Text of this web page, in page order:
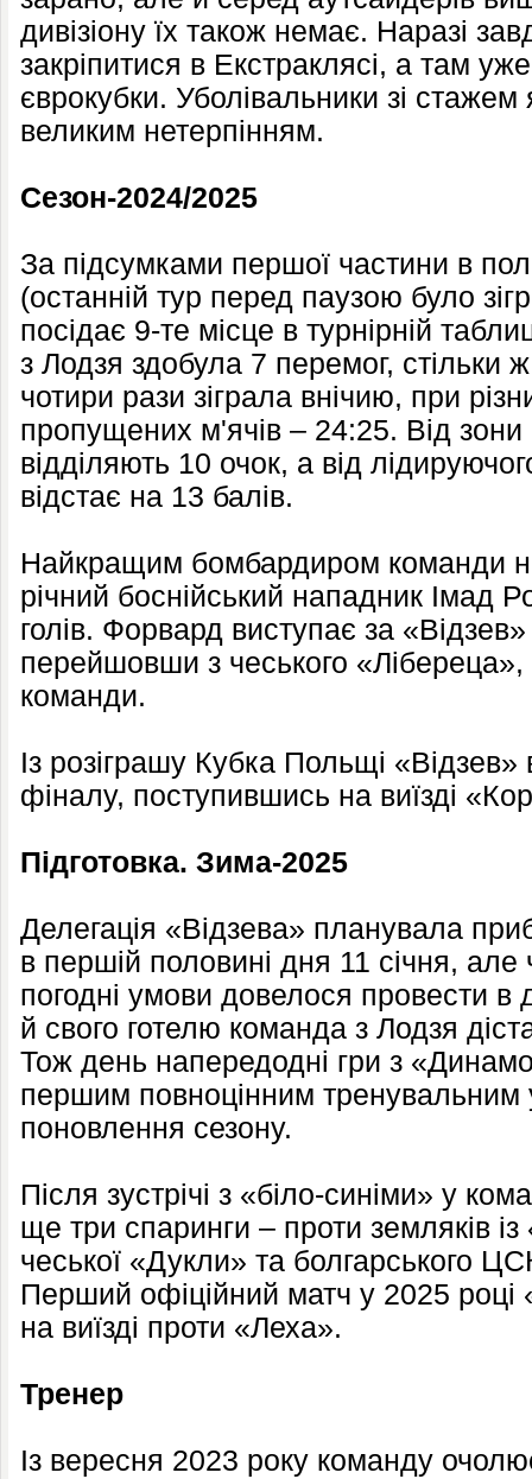
дивізіону їх також немає. Наразі
закріпитися в Екстраклясі, а там
єврокубки. Уболівальники зі
великим нетерпінням.
Сезон-2024/2025
За підсумками першої частини в
(останній тур перед паузою було
посідає 9-те місце в турнірній
з Лодзя здобула 7 перемог, стільки
чотири рази зіграла внічию, при
пропущених м'ячів – 24:25. Від зони
відділяють 10 очок, а від
відстає на 13 балів.
Найкращим бомбардиром команди
річний боснійський нападник Імад
голів. Форвард виступає за
перейшовши з чеського
команди.
Із розіграшу Кубка Польщі «Відзев»
фіналу, поступившись на виїзді
Підготовка. Зима-2025
Делегація «Відзева» планувала
в першій половині дня 11 січня, але
погодні умови довелося провести в
й свого готелю команда з Лодзя
Тож день напередодні гри з
першим повноцінним тренувальним
поновлення сезону.
Після зустрічі з «біло-синіми» у
ще три спаринги – проти земляків
чеської «Дукли» та болгарського
Перший офіційний матч у 2025 році
на виїзді проти «Леха».
Тренер
Із вересня 2023 року команду